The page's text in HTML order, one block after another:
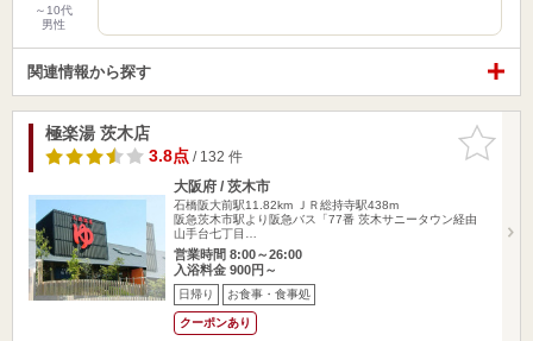
～10代
男性
関連情報から探す
お気に入
りに追加
極楽湯 茨木店
3.8点/ 132 件
大阪府 / 茨木市
石橋阪大前駅11.82km
ＪＲ総持寺駅438m
阪急茨木市駅より阪急バス「77番 茨木サニータウン経由
山手台七丁目…
営業時間 8:00～26:00
入浴料金 900円～
日帰り お食事・食事処
クーポンあり